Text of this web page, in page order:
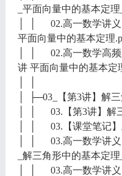
_平面向量中的基本定
│ │ 02.高一数学讲义
平面向量中的基本定理
│ │ 02.高一数学高频
讲 平面向量中的基本定
│ ├─03_【第3讲】解
│ │ 03.【第3讲】解
│ │ 03.【课堂笔记】
│ │ 03.高一数学讲义
_解三角形中的基本定
│ │ 03.高一数学讲义